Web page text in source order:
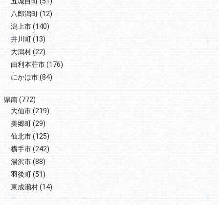
八郎潟町(12)
潟上市(140)
井川町(13)
大潟村(22)
由利本荘市(176)
にかほ市(84)
県南(772)
大仙市(219)
美郷町(29)
仙北市(125)
横手市(242)
湯沢市(88)
羽後町(51)
東成瀬村(14)